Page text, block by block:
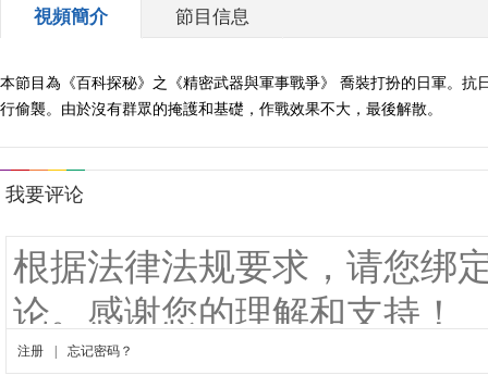
視頻簡介 節目信息
本節目為《百科探秘》之《精密武器與軍事戰爭》 喬裝打扮的日軍。
行偷襲。由於沒有群眾的掩護和基礎，作戰效果不大，最後解散。